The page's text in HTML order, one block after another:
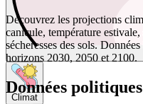
Climat
Découvrez les projections
canicule, température
sécheresses des sols.
horizons 2030, 2050 et 2100.
Données politiques